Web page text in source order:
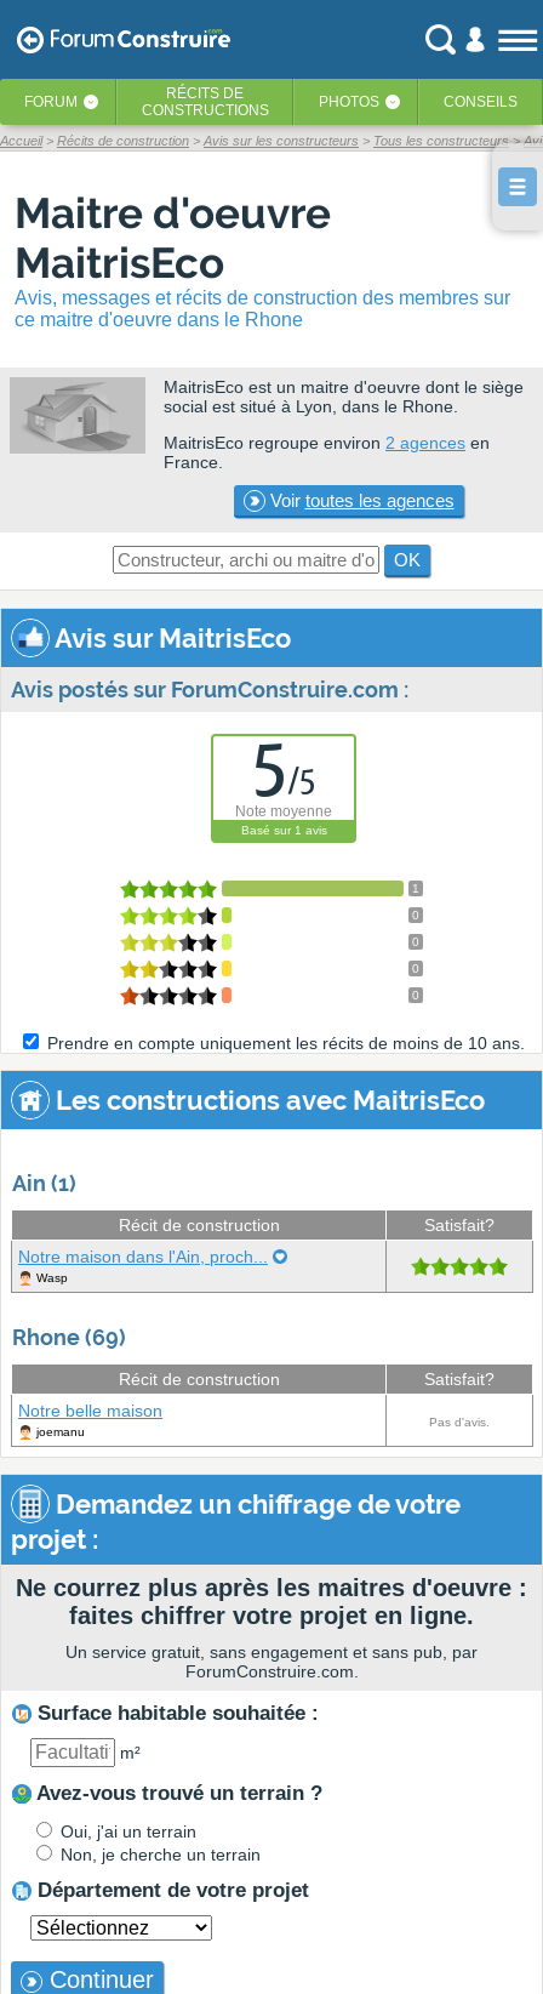
FORUM ‹ RÉCITS DE
CONSTRUCTIONS
PHOTOS ‹ CONSEILS
Accueil Récits de construction Avis sur les constructeurs Tous les constructeurs
Maitre d'oeuvre
MaitrisEco
Avis, messages et récits de construction des membres sur
ce maitre d'oeuvre dans le Rhone
MaitrisEco est un maitre d'oeuvre dont le siège
social est situé à Lyon, dans le Rhone.
MaitrisEco regroupe environ 2 agences en
France.
Voir toutes les agences
OK
Avis sur MaitrisEco
Avis postés sur ForumConstruire.com :
5/5
Note moyenne
Basé sur 1 avis
1
0
0
0
0
Prendre en compte uniquement les récits de moins de 10 ans.
Les constructions avec MaitrisEco
Ain (1)
Récit de construction
Satisfait?
Notre maison dans l'Ain, proch...
Wasp
Rhone (69)
Récit de construction
Satisfait?
Notre belle maison
joemanu
Pas d'avis.
Demandez un chiffrage de votre
projet :
Ne courrez plus après les maitres d'oeuvre :
faites chiffrer votre projet en ligne.
Un service gratuit, sans engagement et sans pub, par
ForumConstruire.com.
Surface habitable souhaitée :
m²
Avez-vous trouvé un terrain ?
Oui, j'ai un terrain
Non, je cherche un terrain
Département de votre projet
Continuer